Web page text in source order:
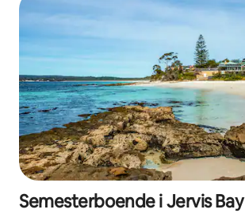
Semesterboende i Jervis Bay